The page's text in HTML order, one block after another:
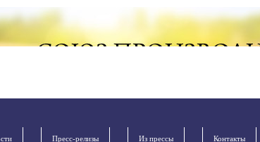
Пресс-релизы Из прессы Контакты